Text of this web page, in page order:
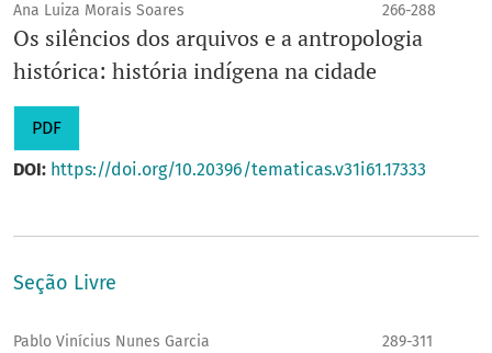
Ana Luiza Morais Soares 266-288
Os silêncios dos arquivos e a antropologia
histórica: história indígena na cidade
PDF
DOI: https://doi.org/10.20396/tematicas.v31i61.17333
Seção Livre
Pablo Vinícius Nunes Garcia 289-311